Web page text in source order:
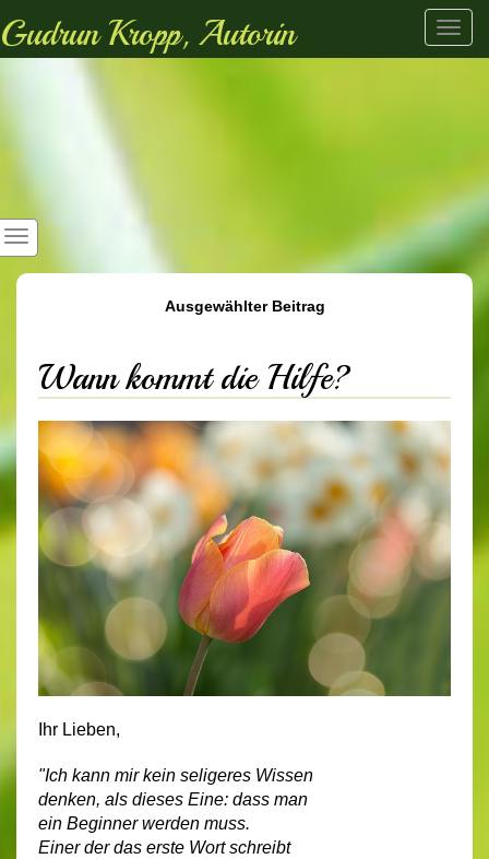
Gudrun Kropp, Autorin
Ausgewählter Beitrag
Wann kommt die Hilfe?
Ihr Lieben,
"Ich kann mir kein seligeres Wissen
denken, als dieses Eine: dass man
ein Beginner werden muss.
Einer der das erste Wort schreibt